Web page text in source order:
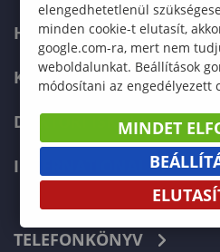
HALLGATÓKNAK
KÉPZÉSEK
DOKTORI ISKOLA
INTERNATIONAL
TELEFONKÖNYV
elengedhetetlenül
minden cookie-t elutasít,
google.com-ra, mert nem
weboldalunkat. Beállítások
módosítani az engedélyezett
MINDET